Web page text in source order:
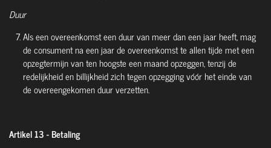
Duur
Als een overeenkomst een duur van meer dan een jaar heeft, mag
de consument na een jaar de overeenkomst te allen tijde met een
opzegtermijn van ten hoogste een maand opzeggen, tenzij de
redelijkheid en billijkheid zich tegen opzegging vóór het einde van
de overeengekomen duur verzetten.
Artikel 13 - Betaling